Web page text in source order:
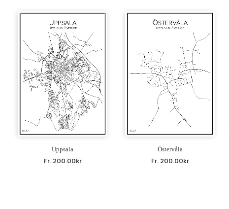
Uppsala
Fr. 200.00kr
Östervåla
Fr. 200.00kr